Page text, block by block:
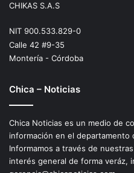
CHIKAS S.A.S
NIT 900.533.829-0
Calle 42 #9-35
Montería - Córdoba
Chica – Noticias
Chica Noticias es un medio de
información en el departamento
Informamos a través de
interés general de forma veráz,